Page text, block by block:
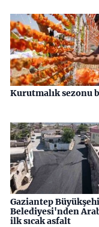
Kurutmalık sezonu
Gaziantep
Belediyesi'nden
ilk sıcak asfalt